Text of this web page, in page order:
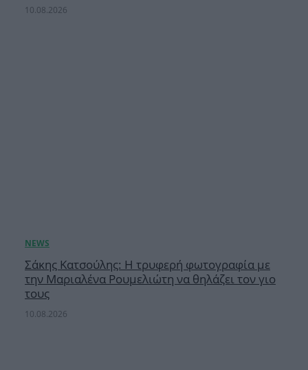
10.08.2026
Σάκης Κατσούλης: Η τρυφερή φωτογραφία με
την Μαριαλένα Ρουμελιώτη να θηλάζει τον γιο
τους
10.08.2026